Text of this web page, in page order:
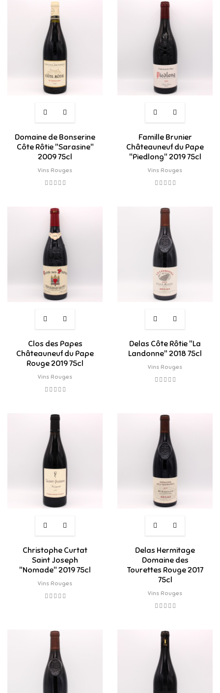
Domaine de Bonserine
Côte Rôtie "Sarasine"
2009 75cl
Vins Rouges
Famille Brunier
Châteauneuf du Pape
"Piedlong" 2019 75cl
Vins Rouges
Clos des Papes
Châteauneuf du Pape
Rouge 2019 75cl
Vins Rouges
Delas Côte Rôtie "La
Landonne" 2018 75cl
Vins Rouges
Christophe Curtat
Saint Joseph
"Nomade" 2019 75cl
Vins Rouges
Delas Hermitage
Domaine des
Tourettes Rouge 2017
75cl
Vins Rouges